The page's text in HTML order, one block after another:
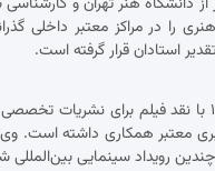
را در مراکز معتبر داخلی
استادان قرار گرفته است.
صباحی فعالیت حرفه‌ای خود را از سال ۱۳۹۲ با
خبری معتبر همکاری داشته
چندین رویداد سینمایی